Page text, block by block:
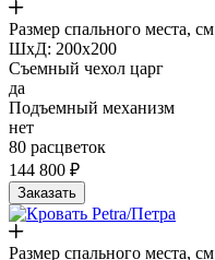
Размер спального места, см
ШxД: 200x200
Съемный чехол царг
да
Подъемный механизм
нет
80 расцветок
144 800 ₽
Заказать
Размер спального места, см